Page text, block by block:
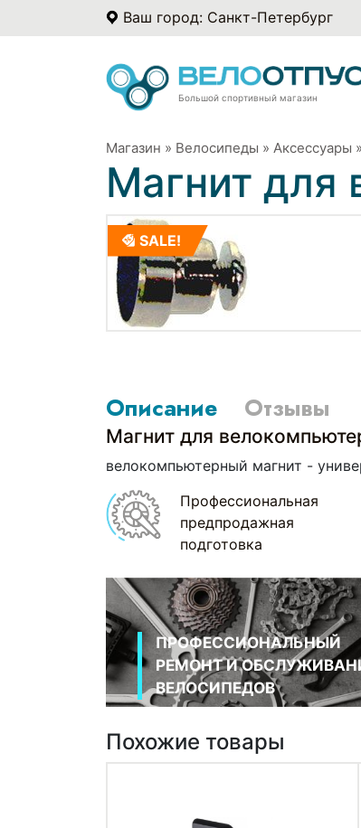
Ваш город: Санкт-Петербург
Большой спортивный магазин
Магазин » Велосипеды » Аксессуары »
Магнит для
SALE!
Описание Отзывы
Магнит для
велокомпьютерный магнит -
Профессиональная
предпродажная
подготовка
ПРОФЕССИОНАЛЬНЫЙ
РЕМОНТ И
ВЕЛОСИПЕДОВ
Похожие товары